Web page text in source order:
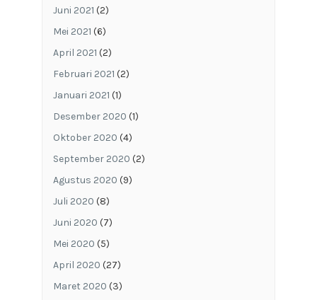
Juni 2021 (2)
Mei 2021 (6)
April 2021 (2)
Februari 2021 (2)
Januari 2021 (1)
Desember 2020 (1)
Oktober 2020 (4)
September 2020 (2)
Agustus 2020 (9)
Juli 2020 (8)
Juni 2020 (7)
Mei 2020 (5)
April 2020 (27)
Maret 2020 (3)